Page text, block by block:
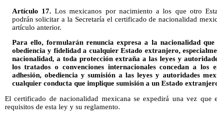
Artículo 17. Los mexicanos por nacimiento a los que otro
podrán solicitar a la Secretaría el certificado de nacionalidad
artículo anterior.
Para ello, formularán renuncia expresa a la nacionalidad
obediencia y fidelidad a cualquier Estado extranjero,
nacionalidad, a toda protección extraña a las leyes y
los tratados o convenciones internacionales concedan a los
adhesión, obediencia y sumisión a las leyes y autoridades
cualquier conducta que implique sumisión a un Estado
El certificado de nacionalidad mexicana se expedirá una vez que
requisitos de esta ley y su reglamento.